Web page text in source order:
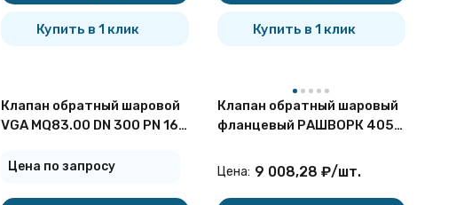
Купить в 1 клик Купить в 1 клик
Клапан обратный шаровой
VGA MQ83.00 DN 300 PN 16
Цена по запросу
Клапан обратный шаровый
фланцевый РАШВОРК 405
Цена: 9 008,28 ₽/шт.